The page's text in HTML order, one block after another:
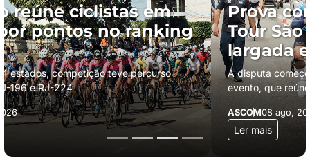
Prova contrarrelógio abre 2º
Tour São Francisco com
largada em Buena
A disputa começou às 7h30 e abriu a programação do
evento, que reúne 190 ciclistas de todo o país
ASCOM08 ago, 2026
Ler mais